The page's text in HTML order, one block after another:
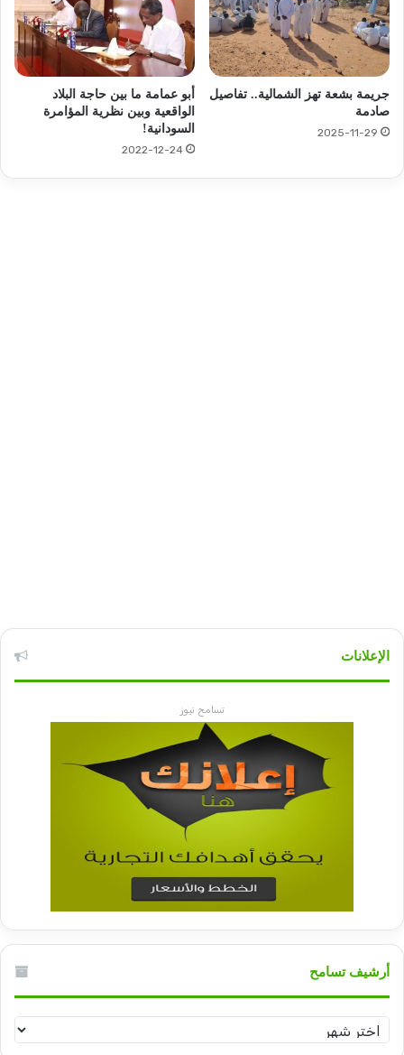
جريمة بشعة تهز الشمالية.. تفاصيل
صادمة
2025-11-29
أبو عمامة ما بين حاجة البلاد
الواقعية وبين نظرية المؤامرة
السودانية!
2022-12-24
الإعلانات
تسامح نيوز
أرشيف تسامح
أرشيف
تسامح